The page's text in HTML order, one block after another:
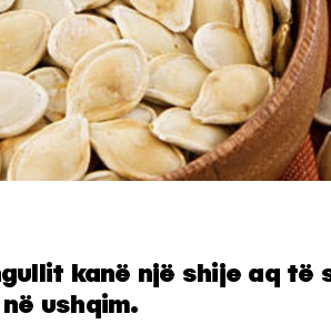
kanë një shije aq të
ushqim.